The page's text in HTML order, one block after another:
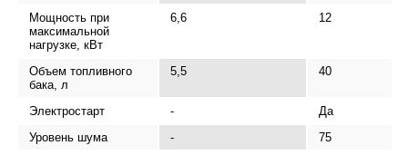
Мощность при
максимальной
нагрузке, кВт
6,6 12
Объем топливного
бака, л
5,5 40
Электростарт -
Да
Уровень шума
-
75